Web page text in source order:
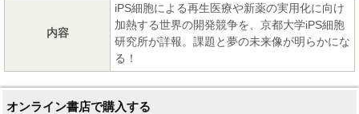
内容
iPS細胞による再生医療や新薬の実用化に向け
加熱する世界の開発競争を、京都大学iPS細胞
研究所が詳報。課題と夢の未来像が明らかにな
る！
オンライン書店で購入する